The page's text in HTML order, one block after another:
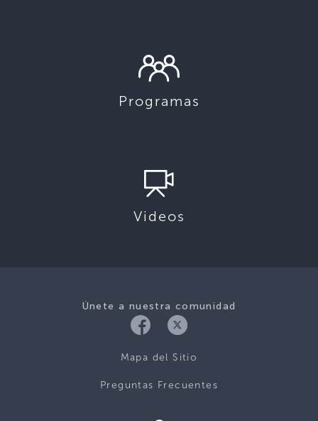
Programas
Videos
Únete a nuestra comunidad
Mapa del Sitio
Preguntas Frecuentes